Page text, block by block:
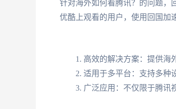
针对海外如何看腾讯？的问题，
优酷上观看的用户，使用回国加
高效的解决方案：提供海
适用于多平台：支持多种
广泛应用：不仅限于腾讯